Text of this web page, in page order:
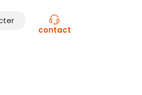
contact